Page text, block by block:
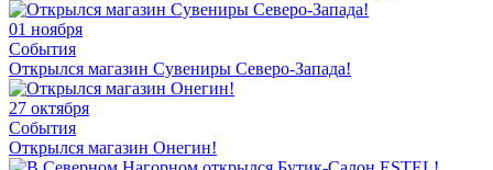
01 ноября
События
Открылся магазин Сувениры Северо-Запада!
27 октября
События
Открылся магазин Онегин!